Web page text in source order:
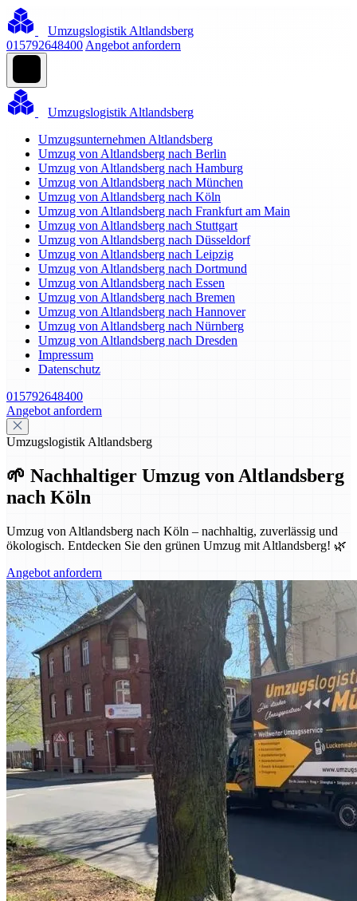
Umzugslogistik Altlandsberg
015792648400 Angebot anfordern
Umzugslogistik Altlandsberg
Umzugsunternehmen Altlandsberg
Umzug von Altlandsberg nach Berlin
Umzug von Altlandsberg nach Hamburg
Umzug von Altlandsberg nach München
Umzug von Altlandsberg nach Köln
Umzug von Altlandsberg nach Frankfurt am Main
Umzug von Altlandsberg nach Stuttgart
Umzug von Altlandsberg nach Düsseldorf
Umzug von Altlandsberg nach Leipzig
Umzug von Altlandsberg nach Dortmund
Umzug von Altlandsberg nach Essen
Umzug von Altlandsberg nach Bremen
Umzug von Altlandsberg nach Hannover
Umzug von Altlandsberg nach Nürnberg
Umzug von Altlandsberg nach Dresden
Impressum
Datenschutz
015792648400
Angebot anfordern
Umzugslogistik Altlandsberg
🌱 Nachhaltiger Umzug von Altlandsberg
nach Köln
Umzug von Altlandsberg nach Köln – nachhaltig, zuverlässig und
ökologisch. Entdecken Sie den grünen Umzug mit Altlandsberg! 🌿
Angebot anfordern